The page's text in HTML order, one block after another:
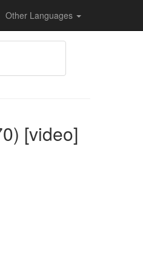
Other Languages
[video]